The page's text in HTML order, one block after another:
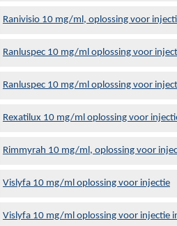
Ranivisio 10 mg/ml, oplossing voor
Ranluspec 10 mg/ml oplossing voor
Ranluspec 10 mg/ml oplossing voor
Rexatilux 10 mg/ml oplossing voor
Rimmyrah 10 mg/ml, oplossing voor
Vislyfa 10 mg/ml oplossing voor injectie
Vislyfa 10 mg/ml oplossing voor injectie